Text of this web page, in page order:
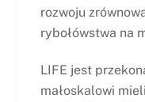
rozwoju
rybołówstwa na
LIFE jest
małoskalowi